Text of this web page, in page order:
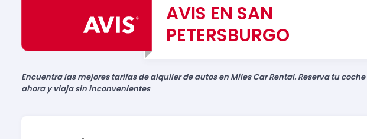
AVIS EN SAN
PETERSBURGO
Encuentra las mejores tarifas de alquiler de autos en Miles Car Rental. Reserva tu coche
ahora y viaja sin inconvenientes